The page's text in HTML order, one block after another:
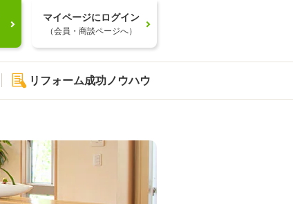
マイページにログイン
（会員・商談ページへ）
リフォーム成功ノウハウ